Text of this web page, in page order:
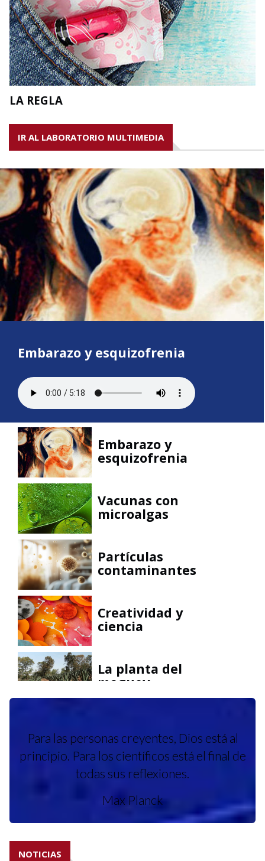
LA REGLA
IR AL LABORATORIO MULTIMEDIA
Embarazo y esquizofrenia
Embarazo y
esquizofrenia
Vacunas con
microalgas
Partículas
contaminantes
Creatividad y
ciencia
La planta del
maguey
complejidad
Sincrotones y
biblias
Para las personas creyentes, Dios está al
principio. Para los científicos está el final de
todas sus reflexiones.
Max Planck
NOTICIAS